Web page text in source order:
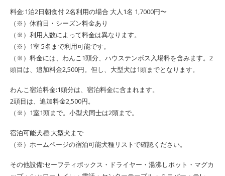
料金:1泊2日朝食付 2名利用の場合 大人1名 1,7000円〜
（※）休前日・シーズン料金あり
（※）利用人数によって料金は異なります。
（※）1室 5名まで利用可能です。
（※）料金には、わんこ1頭分、ハウステンボス入場料を含みます。2
頭目は、追加料金2,500円。但し、大型犬は1頭までとなります。
わんこ宿泊料金:1頭分は、宿泊料金に含まれます。
2頭目は、追加料金2,500円。
（※）1室1頭まで。小型犬同士は2頭まで。
宿泊可能犬種:大型犬まで
（※）ホームページの宿泊可能犬種リストで確認ください。
その他設備:セーフティボックス・ドライヤー・湯沸しポット・マグカ